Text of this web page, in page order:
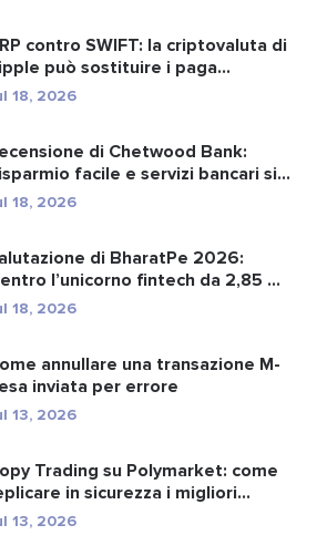
contro SWIFT: la criptovaluta di
può sostituire i paga...
18, 2026
di Chetwood Bank:
facile e servizi bancari si...
18, 2026
di BharatPe 2026:
l’unicorno fintech da 2,85 ...
18, 2026
annullare una transazione M-
inviata per errore
13, 2026
Trading su Polymarket: come
in sicurezza i migliori...
13, 2026